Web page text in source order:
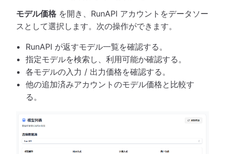
モデル価格 を開き、RunAPI アカウントをデータソー
スとして選択します。次の操作ができます。
RunAPI が返すモデル一覧を確認する。
指定モデルを検索し、利用可能か確認する。
各モデルの入力 / 出力価格を確認する。
他の追加済みアカウントのモデル価格と比較す
る。